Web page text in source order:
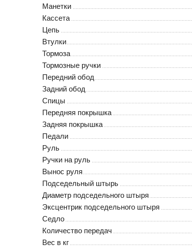
Манетки
Кассета
Цепь
Втулки
Тормоза
Тормозные ручки
Передний обод
Задний обод
Спицы
Передняя покрышка
Задняя покрышка
Педали
Руль
Ручки на руль
Вынос руля
Подседельный штырь
Диаметр подседельного штыря
Эксцентрик подседельного штыря
Седло
Количество передач
Вес в кг